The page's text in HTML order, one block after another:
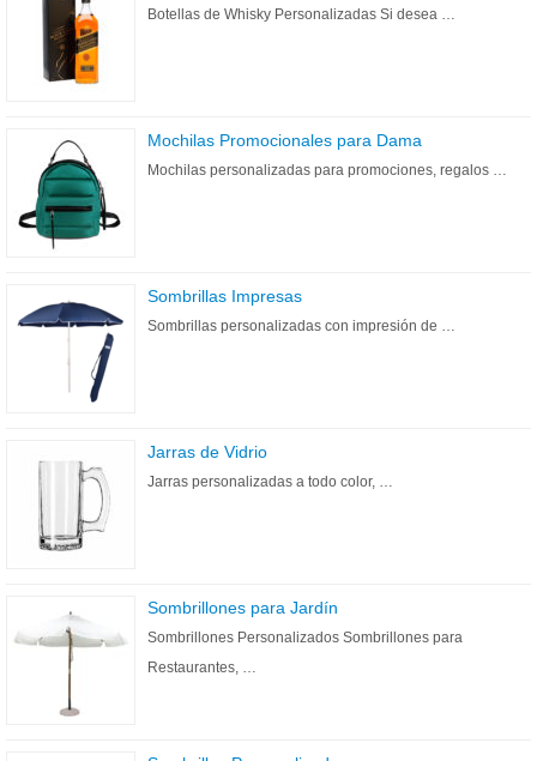
Botellas de Whisky Personalizadas Si desea …
Mochilas Promocionales para Dama
Mochilas personalizadas para promociones, regalos …
Sombrillas Impresas
Sombrillas personalizadas con impresión de …
Jarras de Vidrio
Jarras personalizadas a todo color, …
Sombrillones para Jardín
Sombrillones Personalizados Sombrillones para
Restaurantes, …